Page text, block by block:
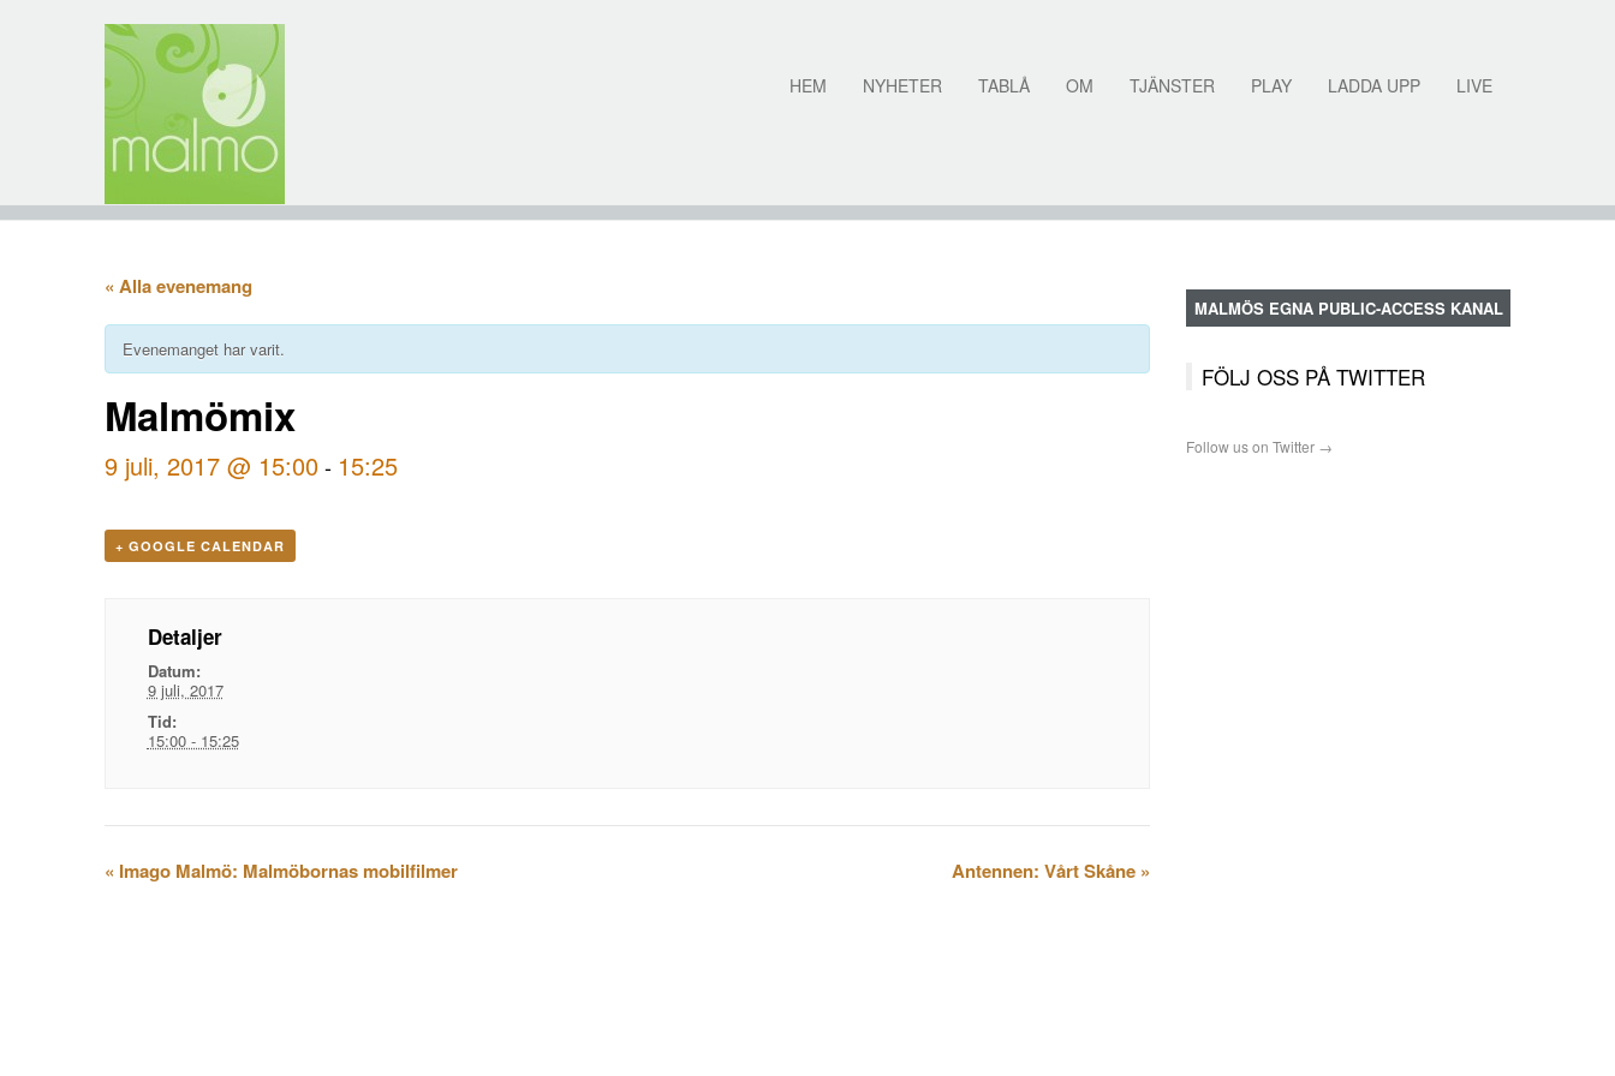
HEM NYHETER TABLÅ OM TJÄNSTER PLAY LADDA UPP LIVE
« Alla evenemang
Evenemanget har varit.
Malmömix
9 juli, 2017 @ 15:00- 15:25
+ GOOGLE CALENDAR
Detaljer
Datum:
9 juli, 2017
Tid:
15:00 - 15:25
Evenemangsnavigation
« Imago Malmö: Malmöbornas mobilfilmer Antennen: Vårt Skåne »
MALMÖS EGNA PUBLIC-ACCESS KANAL
FÖLJ OSS PÅ TWITTER
Follow us on Twitter →